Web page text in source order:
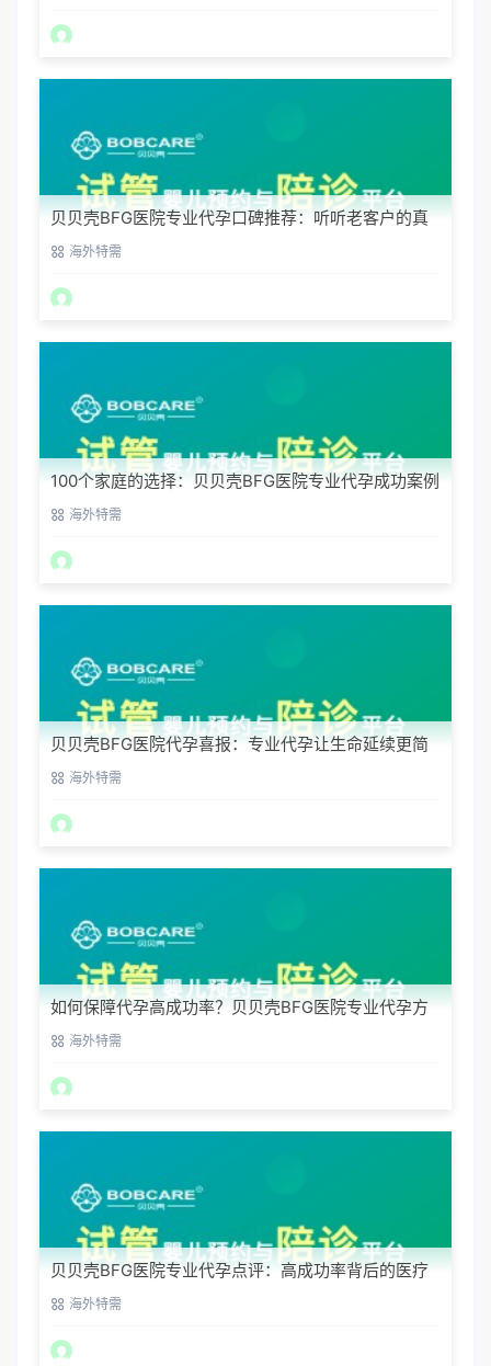
贝贝壳BFG医院专业代孕口碑推荐：听听老客户的真
实评价
海外特需
100个家庭的选择：贝贝壳BFG医院专业代孕成功案例
分享海外特需
贝贝壳BFG医院代孕喜报：专业代孕让生命延续更简
单 海外特需
如何保障代孕高成功率？贝贝壳BFG医院专业代孕方
案解析
海外特需
贝贝壳BFG医院专业代孕点评：高成功率背后的医疗
神话海外特需